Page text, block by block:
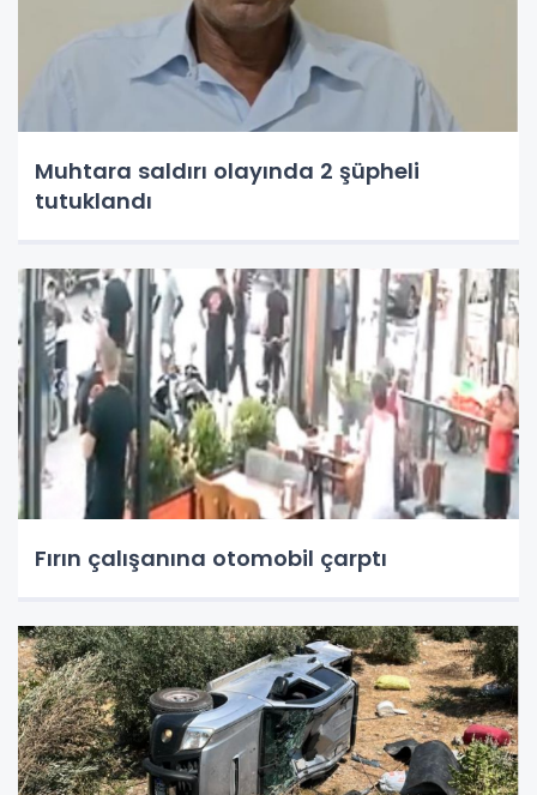
Muhtara saldırı olayında 2 şüpheli
tutuklandı
Fırın çalışanına otomobil çarptı